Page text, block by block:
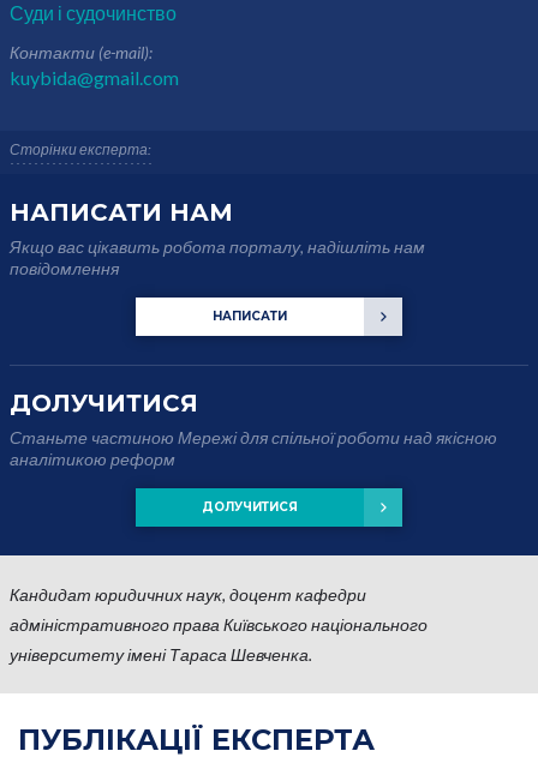
Сторінки експерта:
Суди і судочинство
Контакти (e-mail):
kuybida@gmail.com
НАПИСАТИ НАМ
Якщо вас цікавить робота порталу, надішліть нам
повідомлення
НАПИСАТИ
ДОЛУЧИТИСЯ
Станьте частиною Мережі для спільної роботи над якісною
аналітикою реформ
ДОЛУЧИТИСЯ
Кандидат юридичних наук, доцент кафедри
адміністративного права Київського національного
університету імені Тараса Шевченка.
ПУБЛІКАЦІЇ ЕКСПЕРТА